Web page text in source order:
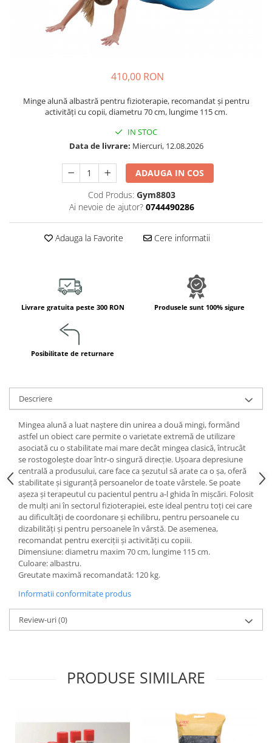
Biciclete si Triciclete
Biciclete Viking Challange
Biciclete Viking Explorer
Camere Senzoriale
Amenajări camere senzoriale
Echipamente camere senzoriale
Oferte pentru Camere Senzoriale
Jucarii de constructii
Dezvoltare cognitiva
Jocuri matematice
Jucării de sortare
Dezvoltare vestibulara
Echilibru
Jucarii de echilibru
Mingi terapeutice
Module din burete
Motricitate fina
Motricitate grosiera
Recunoasterea formelor
Saltele
Trasee de motricitate
Wellness
Diverse jucarii educative
Apa si nisip
Figurine
Educatie inovativa
Dezvoltare timpurie
410,00 RON
Minge alună albastră pentru fizioterapie, recomandat și pentru
activități cu copii, diametru 70 cm, lungime 115 cm.
IN STOC
Data de livrare: Miercuri, 12.08.2026
ADAUGA IN COS
Cod Produs: Gym8803
Ai nevoie de ajutor? 0744490286
Adauga la Favorite Cere informatii
Livrare gratuita peste 300 RON Produsele sunt 100% sigure
Posibilitate de returnare
Descriere
Mingea alună a luat naștere din unirea a două mingi, formând
astfel un obiect care permite o varietate extremă de utilizare
asociată cu o stabilitate mai mare decât mingea clasică, întrucât
se rostogolește doar într-o singură direcție. Ușoara depresiune
centrală a produsului, care face ca șezutul să arate ca o șa, oferă
stabilitate și siguranță persoanelor de toate vârstele. Se poate
așeza și terapeutul cu pacientul pentru a-l ghida în mișcări. Folosit
de mulți ani în sectorul fizioterapiei, este ideal pentru toți cei care
au dificultăți de coordonare și echilibru, pentru persoanele cu
dizabilități și pentru persoanele în vârstă. De asemenea,
recomandat pentru exerciții și activități cu copiii.
Dimensiune: diametru maxim 70 cm, lungime 115 cm.
Culoare: albastru.
Greutate maximă recomandată: 120 kg.
Informatii conformitate produs
Review-uri(0)
PRODUSE SIMILARE